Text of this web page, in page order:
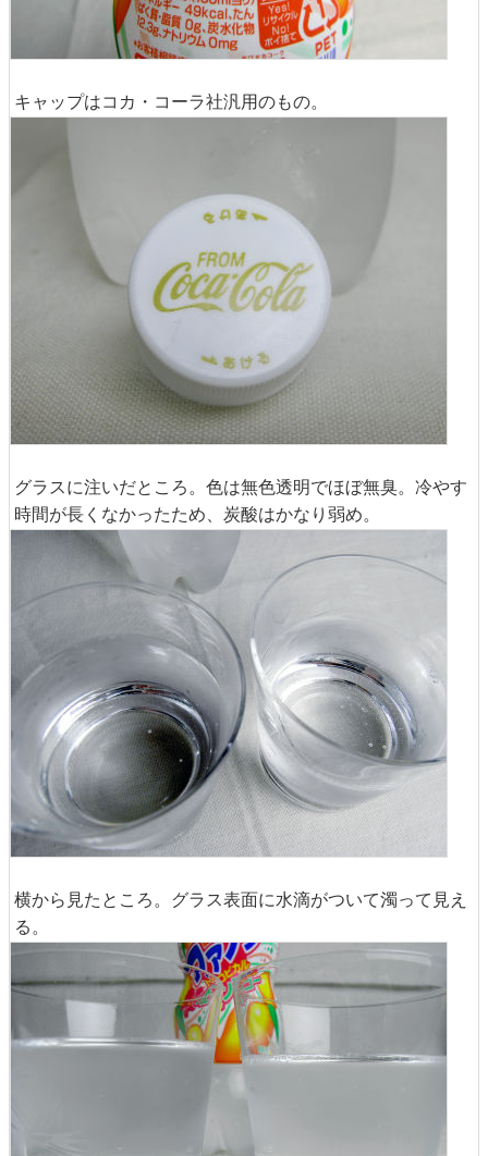
キャップはコカ・コーラ社汎用のもの。
グラスに注いだところ。色は無色透明でほぼ無臭。冷やす
時間が長くなかったため、炭酸はかなり弱め。
横から見たところ。グラス表面に水滴がついて濁って見え
る。